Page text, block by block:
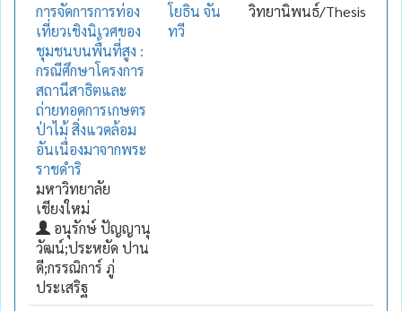
การจัดการการท่อง
เที่ยวเชิงนิเวศของ
ชุมชนบนพื้นที่สูง :
กรณีศึกษาโครงการ
สถานีสาธิตและ
ถ่ายทอดการเกษตร
ป่าไม้ สิ่งแวดล้อม
อันเนื่องมาจากพระ
ราชดำริ
มหาวิทยาลัย
เชียงใหม่
อนุรักษ์ ปัญญานุ
วัฒน์;ประหยัด ปาน
ดี;กรรณิการ์ ภู่
ประเสริฐ
โยธิน จัน
ทวี
วิทยานิพนธ์/Thesis